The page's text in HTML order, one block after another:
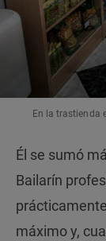
En la trastienda
Él se sumó
Bailarín
máximo y,